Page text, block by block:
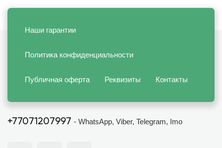
Наши гарантии
Политика конфиденциальности
Публичная оферта Реквизиты Контакты
+77071207997 - WhatsApp, Viber, Telegram, Imo